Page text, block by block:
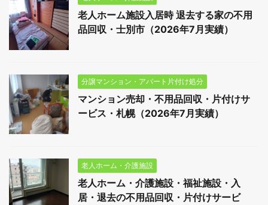
老人ホーム施設入居時 退去する家の不用
品回収・士別市（2026年7月実績）
分譲マンション・アパート片付け処分
マンション売却・不用品回収・片付けサ
ービス・札幌（2026年7月実績）
老人ホーム・介護施設
老人ホーム・介護施設・福祉施設・入
居・退去の不用品回収・片付けサービ